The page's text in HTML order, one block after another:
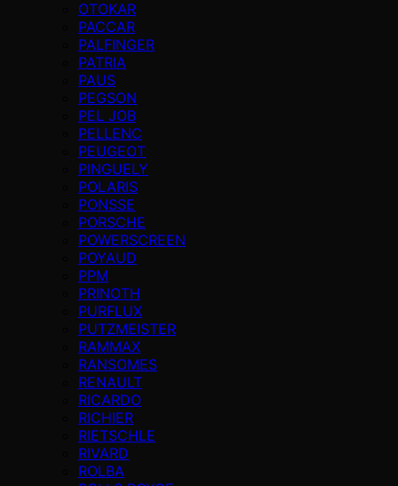
OTOKAR
PACCAR
PALFINGER
PATRIA
PAUS
PEGSON
PEL JOB
PELLENC
PEUGEOT
PINGUELY
POLARIS
PONSSE
PORSCHE
POWERSCREEN
POYAUD
PPM
PRINOTH
PURFLUX
PUTZMEISTER
RAMMAX
RANSOMES
RENAULT
RICARDO
RICHIER
RIETSCHLE
RIVARD
ROLBA